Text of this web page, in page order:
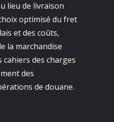
lieu de livraison
optimisé du fret
et des coûts,
la marchandise
cahiers des charges
des
de douane.